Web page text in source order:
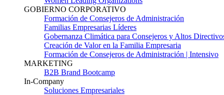
GOBIERNO CORPORATIVO
Formación de Consejeros de Administración
Familias Empresarias Líderes
Gobernanza Climática para Consejeros y Altos
Creación de Valor en la Familia Empresaria
Formación de Consejeros de Administración | Intensivo
MARKETING
B2B Brand Bootcamp
In-Company
Soluciones Empresariales